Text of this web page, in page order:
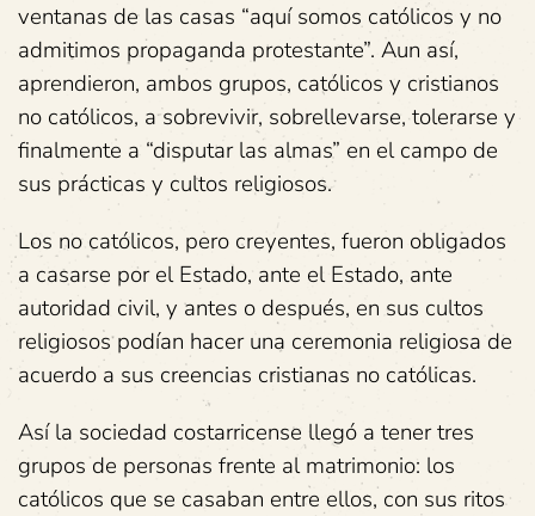
ventanas de las casas “aquí somos católicos y no
admitimos propaganda protestante”. Aun así,
aprendieron, ambos grupos, católicos y cristianos
no católicos, a sobrevivir, sobrellevarse, tolerarse y
finalmente a “disputar las almas” en el campo de
sus prácticas y cultos religiosos.
Los no católicos, pero creyentes, fueron obligados
a casarse por el Estado, ante el Estado, ante
autoridad civil, y antes o después, en sus cultos
religiosos podían hacer una ceremonia religiosa de
acuerdo a sus creencias cristianas no católicas.
Así la sociedad costarricense llegó a tener tres
grupos de personas frente al matrimonio: los
católicos que se casaban entre ellos, con sus ritos